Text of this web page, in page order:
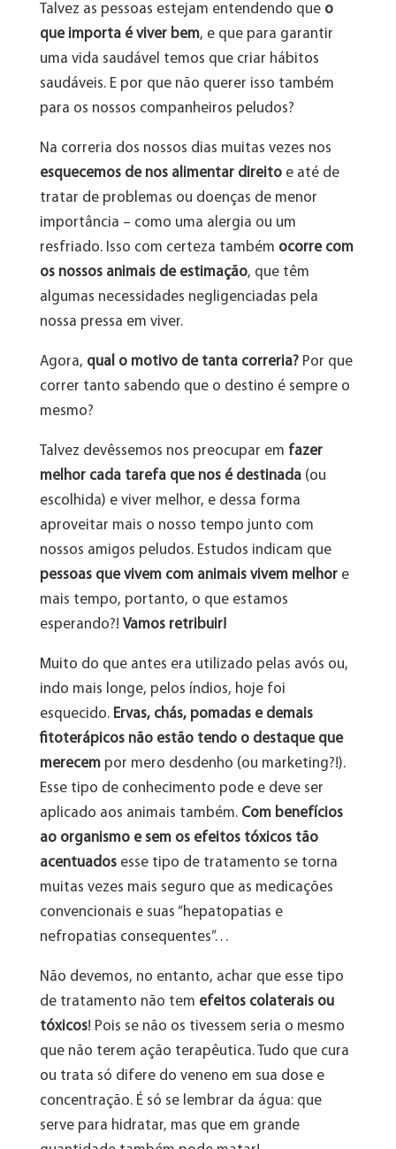
Talvez as pessoas estejam entendendo que o
que importa é viver bem, e que para garantir
uma vida saudável temos que criar hábitos
saudáveis. E por que não querer isso também
para os nossos companheiros peludos?
Na correria dos nossos dias muitas vezes nos
esquecemos de nos alimentar direitoe até de
tratar de problemas ou doenças de menor
importância – como uma alergia ou um
resfriado. Isso com certeza também ocorre com
os nossos animais de estimação, que têm
algumas necessidades negligenciadas pela
nossa pressa em viver.
Agora, qual o motivo de tanta correria?Por que
correr tanto sabendo que o destino é sempre o
mesmo?
Talvez devêssemos nos preocupar em fazer
melhor cada tarefa que nos é destinada(ou
escolhida) e viver melhor, e dessa forma
aproveitar mais o nosso tempo junto com
nossos amigos peludos. Estudos indicam que
pessoas que vivem com animais vivem melhore
mais tempo, portanto, o que estamos
esperando?! Vamos retribuir!
Muito do que antes era utilizado pelas avós ou,
indo mais longe, pelos índios, hoje foi
esquecido. Ervas, chás, pomadas e demais
fitoterápicos não estão tendo o destaque que
merecempor mero desdenho (ou marketing?!).
Esse tipo de conhecimento pode e deve ser
aplicado aos animais também. Com benefícios
ao organismo e sem os efeitos tóxicos tão
acentuadosesse tipo de tratamento se torna
muitas vezes mais seguro que as medicações
convencionais e suas “hepatopatias e
nefropatias consequentes”…
Não devemos, no entanto, achar que esse tipo
de tratamento não tem efeitos colaterais ou
tóxicos! Pois se não os tivessem seria o mesmo
que não terem ação terapêutica. Tudo que cura
ou trata só difere do veneno em sua dose e
concentração. É só se lembrar da água: que
serve para hidratar, mas que em grande